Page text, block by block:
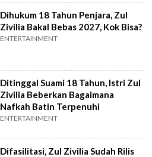
Dihukum 18 Tahun Penjara, Zul
Zivilia Bakal Bebas 2027, Kok Bisa?
ENTERTAINMENT
Ditinggal Suami 18 Tahun, Istri Zul
Zivilia Beberkan Bagaimana
Nafkah Batin Terpenuhi
ENTERTAINMENT
Difasilitasi, Zul Zivilia Sudah Rilis